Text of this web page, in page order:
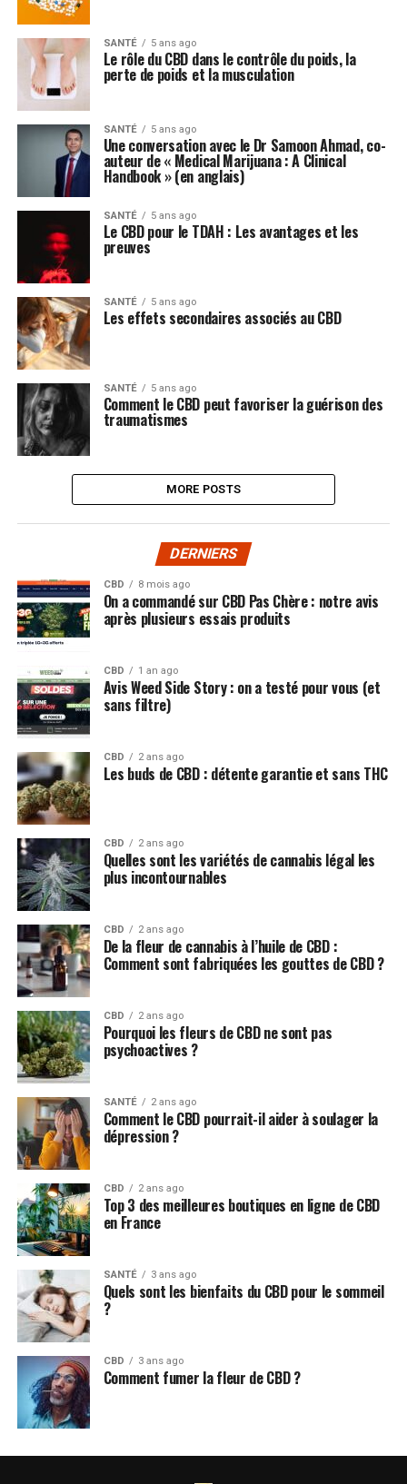
SANTÉ 5 ans ago
Le rôle du CBD dans le contrôle du poids, la
perte de poids et la musculation
SANTÉ 5 ans ago
Une conversation avec le Dr Samoon Ahmad, co-
auteur de « Medical Marijuana : A Clinical
Handbook » (en anglais)
SANTÉ 5 ans ago
Le CBD pour le TDAH : Les avantages et les
preuves
SANTÉ 5 ans ago
Les effets secondaires associés au CBD
SANTÉ 5 ans ago
Comment le CBD peut favoriser la guérison des
traumatismes
MORE POSTS
DERNIERS
CBD 8 mois ago
On a commandé sur CBD Pas Chère : notre avis
après plusieurs essais produits
CBD 1 an ago
Avis Weed Side Story : on a testé pour vous (et
sans filtre)
CBD 2 ans ago
Les buds de CBD : détente garantie et sans THC
CBD 2 ans ago
Quelles sont les variétés de cannabis légal les
plus incontournables
CBD 2 ans ago
De la fleur de cannabis à l’huile de CBD :
Comment sont fabriquées les gouttes de CBD ?
CBD 2 ans ago
Pourquoi les fleurs de CBD ne sont pas
psychoactives ?
SANTÉ 2 ans ago
Comment le CBD pourrait-il aider à soulager la
dépression ?
CBD 2 ans ago
Top 3 des meilleures boutiques en ligne de CBD
en France
SANTÉ 3 ans ago
Quels sont les bienfaits du CBD pour le sommeil
?
CBD 3 ans ago
Comment fumer la fleur de CBD ?